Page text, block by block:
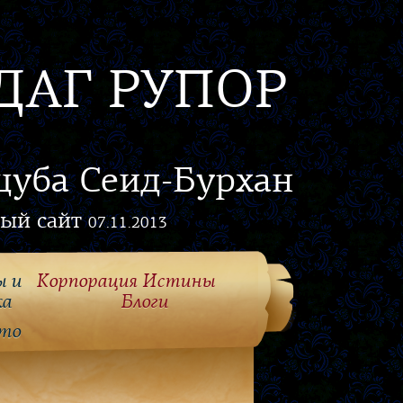
РУПОР
Сеид-Бурхан
сайт07.11.2013
и
Корпорация Истины
Блоги